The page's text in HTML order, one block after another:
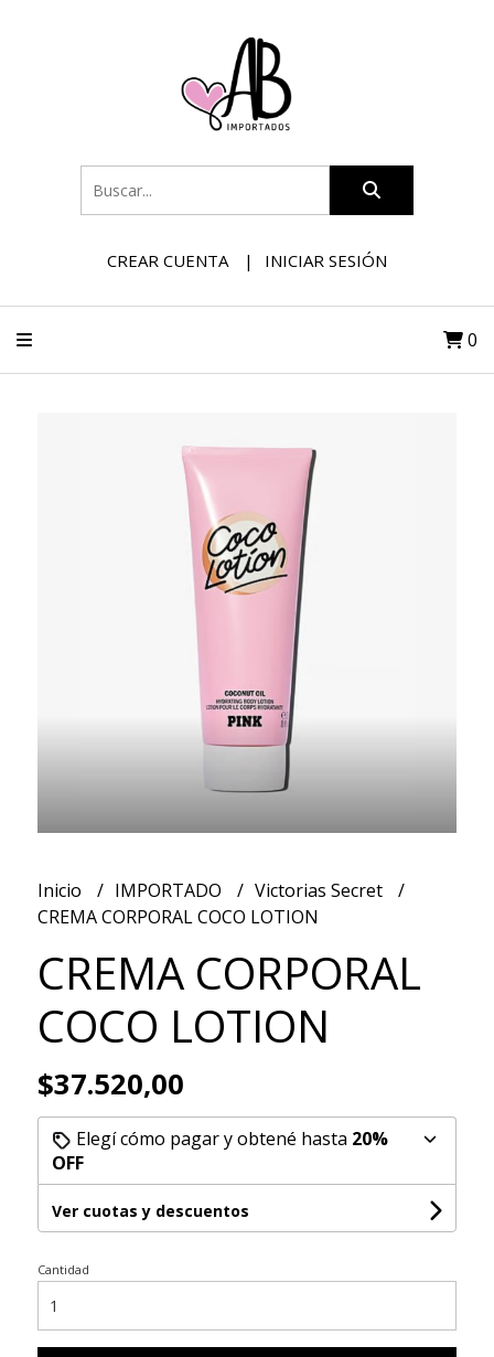
CREAR CUENTA INICIAR SESIÓN
0
Inicio IMPORTADO
Victorias Secret
CREMA CORPORAL COCO LOTION
CREMA CORPORAL
COCO LOTION
$37.520,00
Elegí cómo pagar y obtené hasta 20%
OFF
Ver cuotas y descuentos
Cantidad